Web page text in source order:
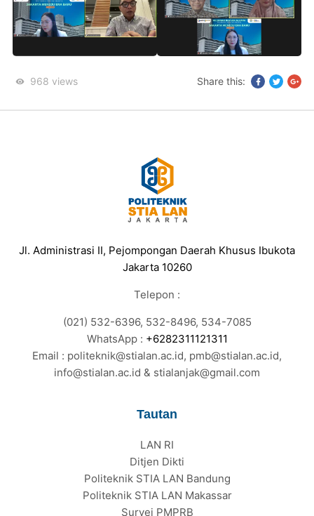
968 views Share this:
Jl. Administrasi II, Pejompongan Daerah Khusus Ibukota
Jakarta 10260
Telepon :
(021) 532-6396, 532-8496, 534-7085
WhatsApp : +6282311121311
Email : politeknik@stialan.ac.id, pmb@stialan.ac.id,
info@stialan.ac.id & stialanjak@gmail.com
Tautan
LAN RI
Ditjen Dikti
Politeknik STIA LAN Bandung
Politeknik STIA LAN Makassar
Survei PMPRB